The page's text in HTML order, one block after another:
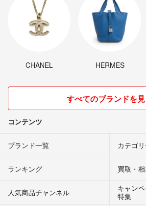
CHANEL HERMES
すべてのブランドを
コンテンツ
ブランド一覧 カテゴ
ランキング 買取・
人気商品チャンネル
キャン
特集